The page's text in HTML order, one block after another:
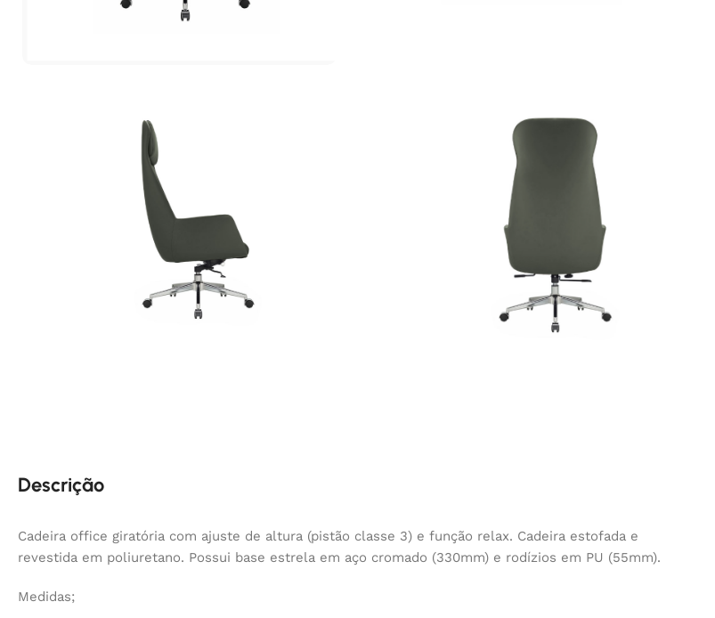
Descrição
Cadeira office giratória com ajuste de altura (pistão classe 3) e função relax. Cadeira estofada e
revestida em poliuretano. Possui base estrela em aço cromado (330mm) e rodízios em PU (55mm).
Medidas;